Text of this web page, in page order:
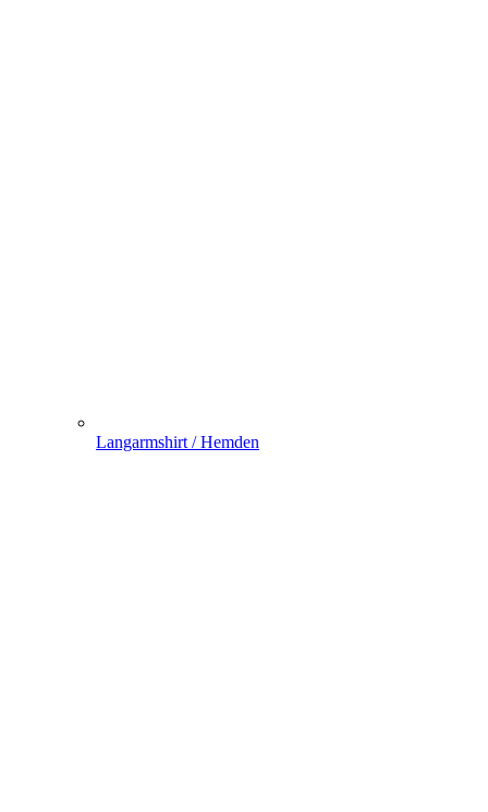
Langarmshirt / Hemden